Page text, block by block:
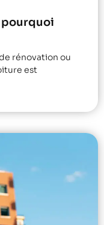
pourquoi
rénovation ou
est